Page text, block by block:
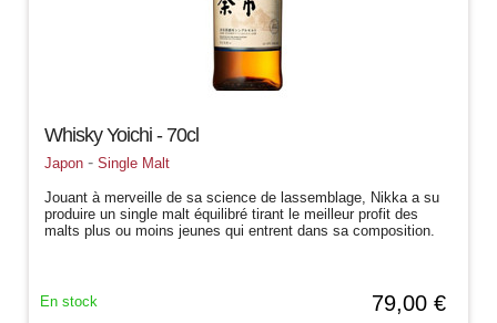
Whisky Yoichi - 70cl
Japon -Single Malt
Jouant à merveille de sa science de lassemblage, Nikka a su
produire un single malt équilibré tirant le meilleur profit des
malts plus ou moins jeunes qui entrent dans sa composition.
79,00 €
En stock